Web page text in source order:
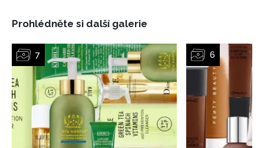
soukromí BurdaMedia Extra s.r.o.
Prohlédněte si další galerie